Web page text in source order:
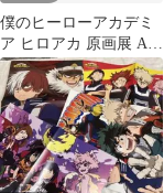
僕のヒーローアカデミ
ア ヒロアカ 原画展 A2
アートポスター 爆豪勝
己 緑谷出久